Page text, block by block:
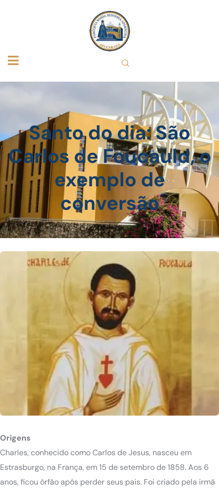
Santo do dia: São
Carlos de Foucauld, o
exemplo de
conversão
Origens
Charles, conhecido como Carlos de Jesus, nasceu em
Estrasburgo, na França, em 15 de setembro de 1858. Aos 6
anos, ficou órfão após perder seus pais. Foi criado pela irmã